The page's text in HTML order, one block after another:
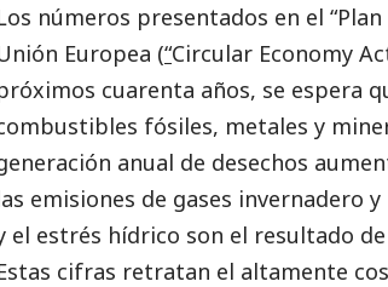
números presentados en el
Europea (“Circular Economy
cuarenta años, se espera
fósiles, metales y
anual de desechos
emisiones de gases invernadero
el estrés hídrico son el resultado
cifras retratan el altamente